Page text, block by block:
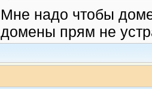
Мне надо чтобы
домены прям не